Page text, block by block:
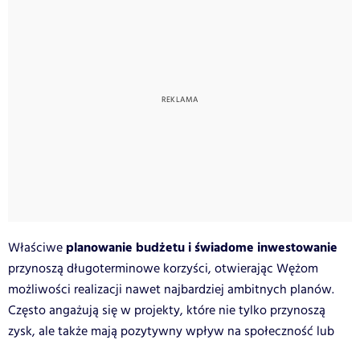
Właściwe planowanie budżetu i świadome inwestowanie
przynoszą długoterminowe korzyści, otwierając Wężom
możliwości realizacji nawet najbardziej ambitnych planów.
Często angażują się w projekty, które nie tylko przynoszą
zysk, ale także mają pozytywny wpływ na społeczność lub